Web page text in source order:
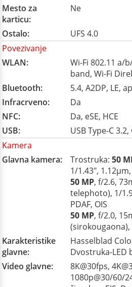
Mesto za
karticu:
Ne
Ostalo:
UFS 4.0
Povezivanje
WLAN:
Wi-Fi 802.11 a/
band, Wi-Fi
Bluetooth:
5.4, A2DP, LE,
Infracrveno:
Da
NFC:
Da, eSE, HCE
USB:
USB Type-C 3.2,
Kamera
Glavna kamera:
Trostruka: 50
1/1.43",
50 MP, f/2.6,
telephoto), 1/
PDAF, OIS
50 MP, f/2.0,
(sirokougaona),
Karakteristike
glavne:
Hasselblad
Dvostruka-LED
Video glavne:
8K@30fps,
1080p@30/60/